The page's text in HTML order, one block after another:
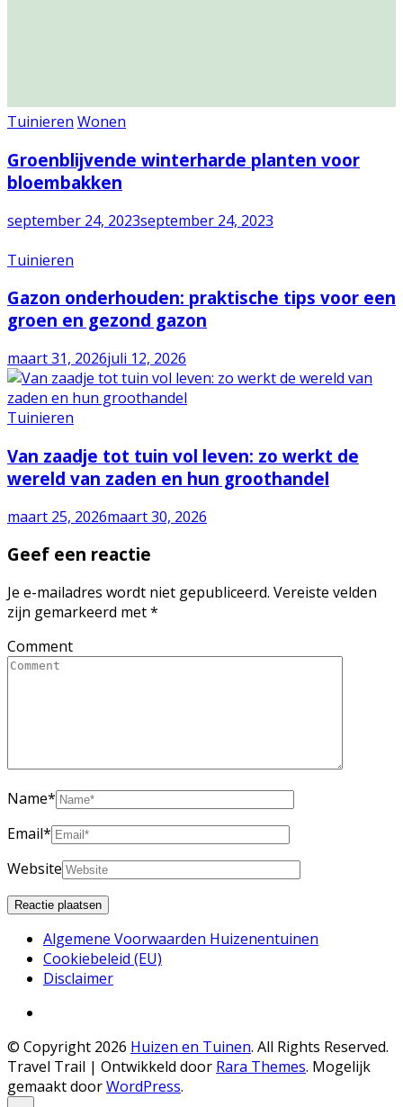
Tuinieren Wonen
Groenblijvende winterharde planten voor
bloembakken
september 24, 2023september 24, 2023
Tuinieren
Gazon onderhouden: praktische tips voor een
groen en gezond gazon
maart 31, 2026juli 12, 2026
Tuinieren
Van zaadje tot tuin vol leven: zo werkt de
wereld van zaden en hun groothandel
maart 25, 2026maart 30, 2026
Geef een reactie
Je e-mailadres wordt niet gepubliceerd. Vereiste velden
zijn gemarkeerd met*
Comment
Name*
Email*
Website
Algemene Voorwaarden Huizenentuinen
Cookiebeleid (EU)
Disclaimer
© Copyright 2026 Huizen en Tuinen. All Rights Reserved.
Travel Trail | Ontwikkeld door Rara Themes. Mogelijk
gemaakt doorWordPress.